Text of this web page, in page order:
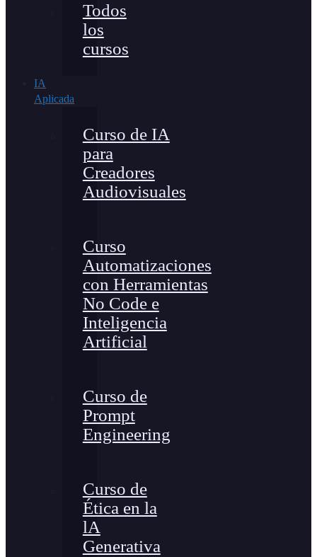
Todos
los
cursos
IA
Aplicada
Curso de IA
para
Creadores
Audiovisuales
Curso
Automatizaciones
con Herramientas
No Code e
Inteligencia
Artificial
Curso de
Prompt
Engineering
Curso de
Ética en la
lA
Generativa